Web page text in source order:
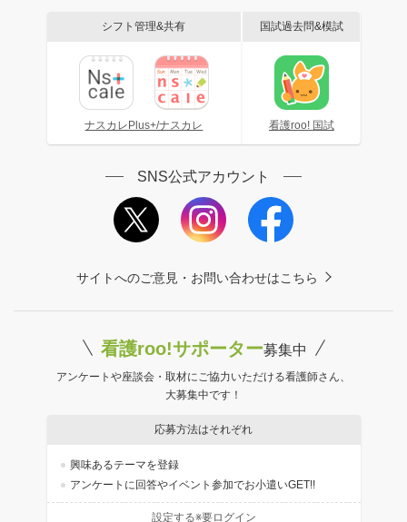
シフト管理&共有
ナスカレPlus+/ナスカレ
国試過去問&模試
看護roo! 国試
SNS公式アカウント
サイトへのご意見・お問い合わせはこちら
看護roo!サポーター募集中
アンケートや座談会・取材にご協力いただける看護師さん、
大募集中です！
応募方法はそれぞれ
興味あるテーマを登録
アンケートに回答やイベント参加でお小遣いGET!!
設定する※要ログイン